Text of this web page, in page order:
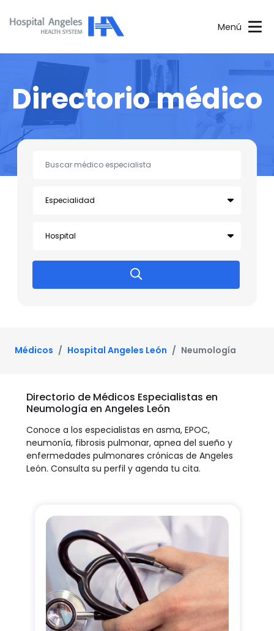
Menú
Directorio médico
Médicos Hospital Angeles León Neumología
Directorio de Médicos Especialistas en
Neumología en Angeles León
Conoce a los especialistas en asma, EPOC,
neumonía, fibrosis pulmonar, apnea del sueño y
enfermedades pulmonares crónicas de Angeles
León. Consulta su perfil y agenda tu cita.